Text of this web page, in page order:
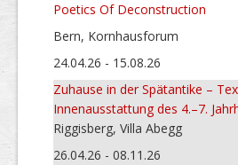
Poetics Of Deconstruction
Bern, Kornhausforum
24.04.26 - 15.08.26
Zuhause in der Spätantike –
Innenausstattung des 4.–7.
Riggisberg, Villa Abegg
26.04.26 - 08.11.26